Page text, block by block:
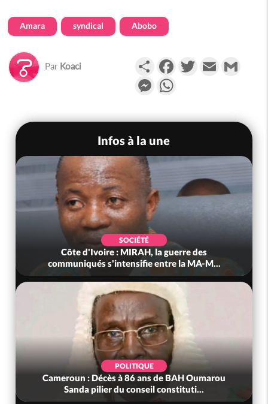
Amara syndical Abobo
Par Koaci PartagerFacebookTwitterEmail
Messenger
Infos à la une
SOCIÉTÉ
Côte d'Ivoire : MIRAH, la guerre des
communiqués s'intensifie entre la MA-M...
POLITIQUE
Cameroun : Décès à 86 ans de BAH Oumarou
Sanda pilier du conseil constituti...